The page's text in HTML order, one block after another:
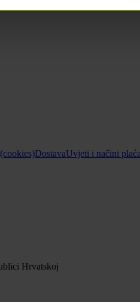
DostavaUvjeti i načini
Hrvatskoj